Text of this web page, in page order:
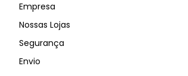
Empresa
Nossas Lojas
Segurança
Envio